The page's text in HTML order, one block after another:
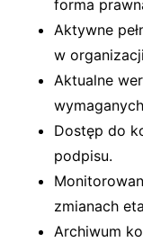
forma
Aktywne
w
Aktualne
Dostęp do
podpisu.
zmianach
Archiwum